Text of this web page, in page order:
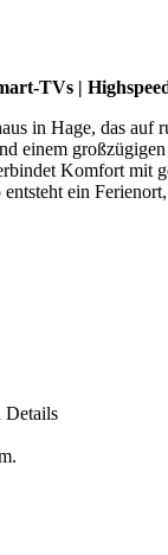
TVs |
in Hage, das
Komfort mit
ein
Details